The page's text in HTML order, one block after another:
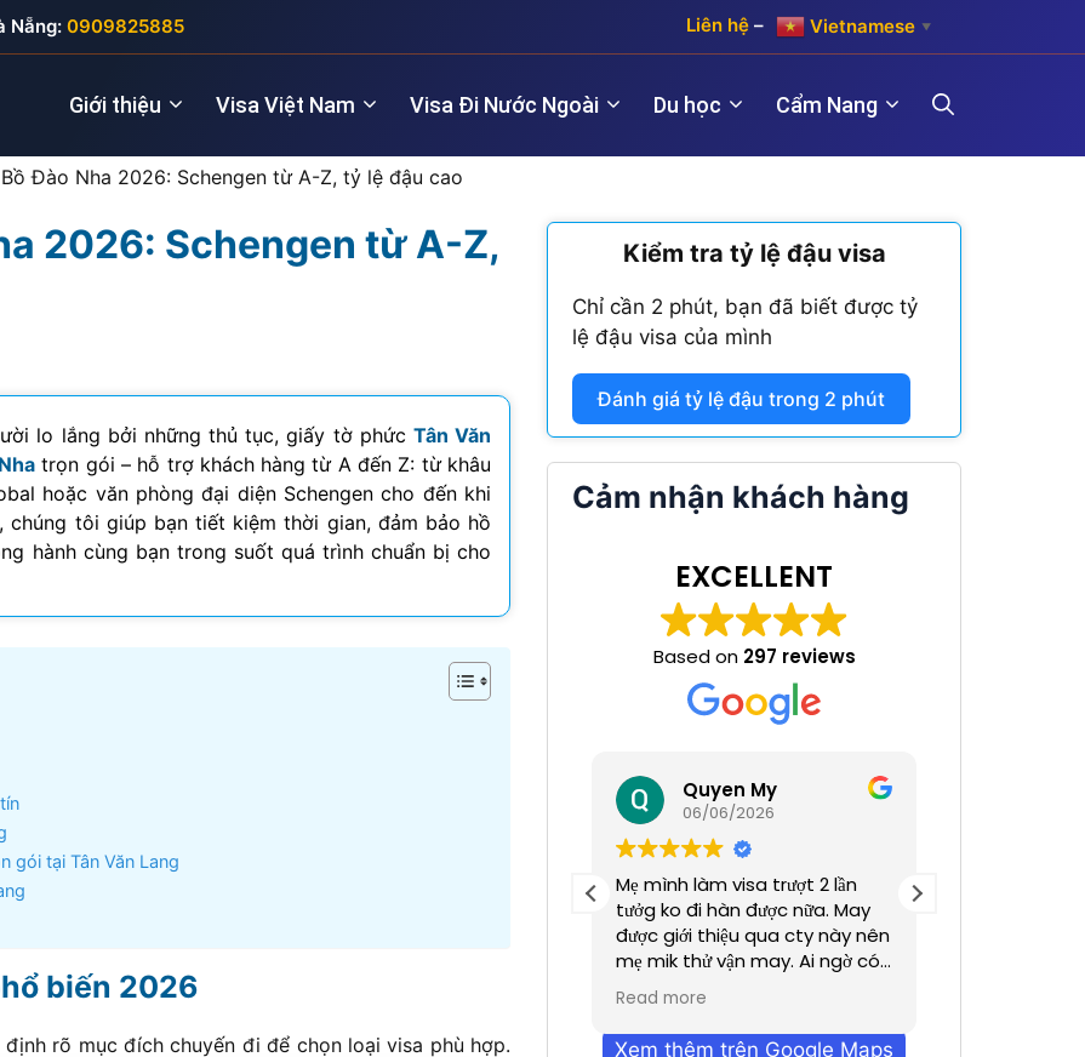
Liên hệ – Vietnamese ▼
Nẵng: 0909825885
Giới thiệu Visa Việt Nam
Nhà quản lý Đầu tư (5 năm)
Thăm thân (3 năm)
Hợp pháp hóa lãnh sự Hàn Quốc
Hợp pháp hóa lãnh sự Trung Quốc
Visa Đi Nước Ngoài
Visa New Zealand Visa Anh
Visa Ý (Italya)
Visa Thụy Sĩ
Visa Tây Ban Nha
Visa Maroc
Visa Nam Phi
Visa Algeria
Du học Cẩm Nang
Đào Nha 2026: Schengen từ A-Z, tỷ lệ đậu cao
2026: Schengen từ A-Z,
lo lắng bởi những thủ tục, giấy tờ phức Tân Văn
trọn gói – hỗ trợ khách hàng từ A đến Z: từ khâu
hoặc văn phòng đại diện Schengen cho đến khi
chúng tôi giúp bạn tiết kiệm thời gian, đảm bảo hồ
hành cùng bạn trong suốt quá trình chuẩn bị cho
gói tại Tân Văn Lang
biến 2026
định rõ mục đích chuyến đi để chọn loại visa phù hợp.
Kiểm tra tỷ lệ đậu visa
Chỉ cần 2 phút, bạn đã biết được tỷ
lệ đậu visa của mình
Đánh giá tỷ lệ đậu trong 2 phút
Cảm nhận khách hàng
EXCELLENT
Based on 297 reviews
Hoang Quan Ho
12/06/2026
đi visa úc. Đội hỗ trợ
tình và có chuyên
Quyen My
06/06/2026
Mẹ mình làm visa trượt 2 lần
tưởg ko đi hàn được nữa. May
được giới thiệu qua cty này nên
mẹ mik thử vận may. Ai ngờ có
nhanh hơn dự định chỉ trong
vỏn vẹn 2 tuần. Cũn g cảm ơn a
Dương đã hỗ trợ nhiều. Dịch vụ
Read more
Xem thêm trên Google Maps